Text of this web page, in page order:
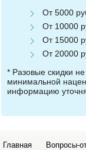
От 5000
От 10000
От 15000
От 20000
* Разовые скидки
минимальной
информацию
Главная Вопросы-